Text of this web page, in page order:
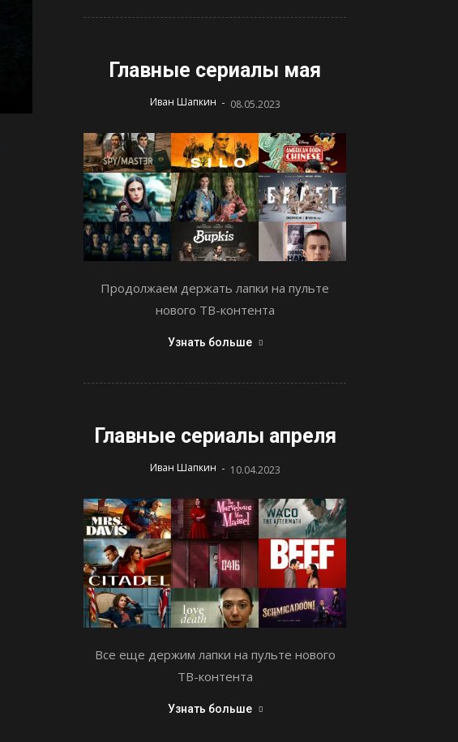
Главные сериалы мая
Иван Шапкин - 08.05.2023
Продолжаем держать лапки на пульте
нового ТВ-контента
Узнать больше
Главные сериалы апреля
Иван Шапкин - 10.04.2023
Все еще держим лапки на пульте нового
ТВ-контента
Узнать больше